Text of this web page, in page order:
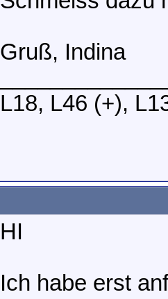
Gruß, Indina
L18, L46 (+),
HI
Ich habe erst